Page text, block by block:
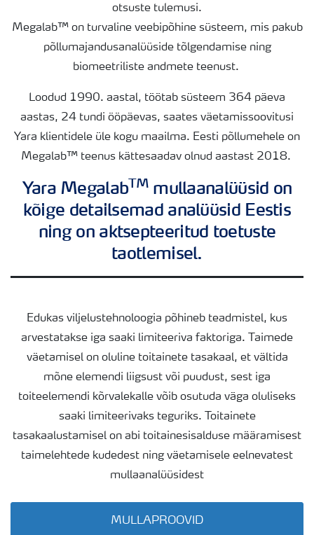
N-Tester BT
N-Sensor
Yara Tankmix
BigBag nuga
Yara CheckIT
otsuste tulemusi.
Megalab™ on turvaline veebipõhine süsteem, mis pakub
põllumajandusanalüüside tõlgendamise ning
biomeetriliste andmete teenust.
Loodud 1990. aastal, töötab süsteem 364 päeva
aastas, 24 tundi ööpäevas, saates väetamissoovitusi
Yara klientidele üle kogu maailma. Eesti põllumehele on
Megalab™ teenus kättesaadav olnud aastast 2018.
Yara MegalabTM mullaanalüüsid on
kõige detailsemad analüüsid Eestis
ning on aktsepteeritud toetuste
taotlemisel.
Edukas viljelustehnoloogia põhineb teadmistel, kus
arvestatakse iga saaki limiteeriva faktoriga. Taimede
väetamisel on oluline toitainete tasakaal, et vältida
mõne elemendi liigsust või puudust, sest iga
toiteelemendi kõrvalekalle võib osutuda väga oluliseks
saaki limiteerivaks teguriks. Toitainete
tasakaalustamisel on abi toitainesisalduse määramisest
taimelehtede kudedest ning väetamisele eelnevatest
mullaanalüüsidest
MULLAPROOVID